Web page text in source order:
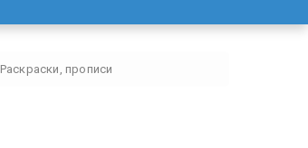
Раскраски, прописи